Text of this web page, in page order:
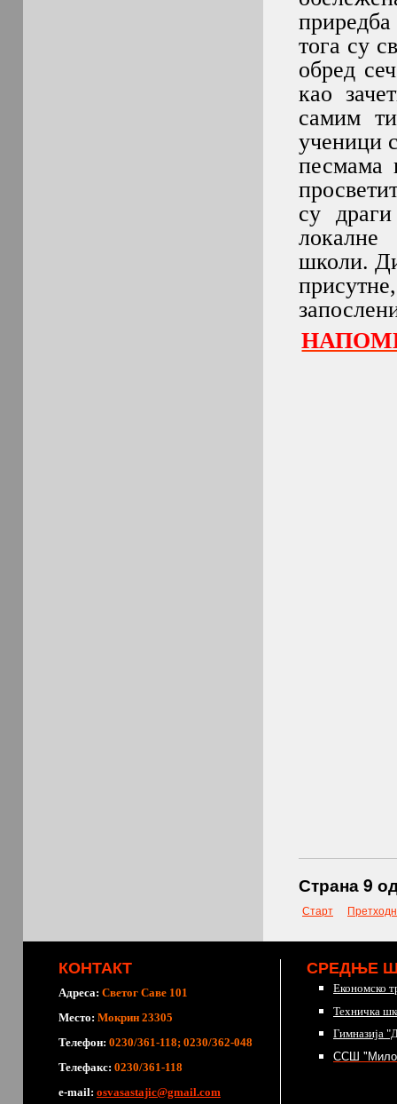
тога су
обред
као
самим
ученици
песмама
су
школи.
Страна 9
Старт
КОНТАКТ
Адреса: Светог Саве 101
Место: Мокрин 23305
Телефон: 0230/361-118; 0230/362-048
Телефакс: 0230/361-118
е-mail: osvasastajic@gmail.com
СРЕДЊЕ
Економско
Техничка
Гимназија
ССШ